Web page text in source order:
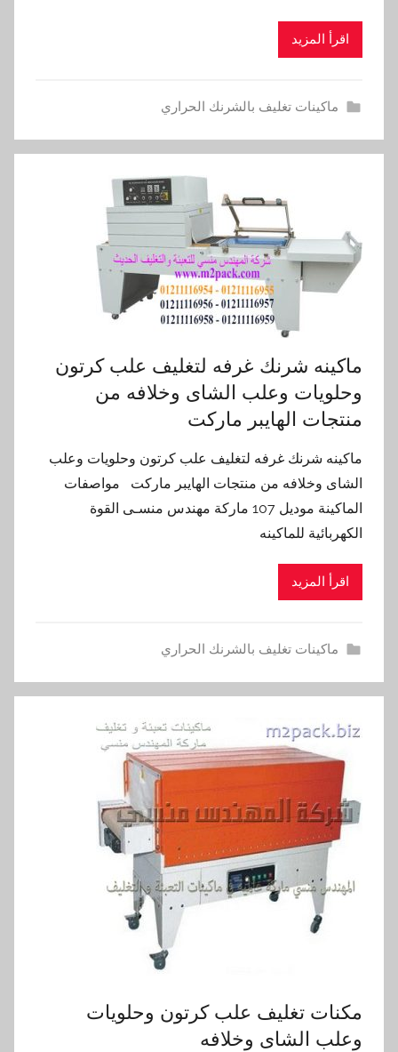
اقرأ المزيد
ماكينات تغليف بالشرنك الحراري
ماكينه شرنك غرفه لتغليف علب كرتون
وحلويات وعلب الشاى وخلافه من
منتجات الهايبر ماركت
ماكينه شرنك غرفه لتغليف علب كرتون وحلويات وعلب
الشاى وخلافه من منتجات الهايبر ماركت مواصفات
الماكينة موديل 107 ماركة مهندس منسـى القوة
الكهربائية للماكينه
اقرأ المزيد
ماكينات تغليف بالشرنك الحراري
مكنات تغليف علب كرتون وحلويات
وعلب الشاى وخلافه